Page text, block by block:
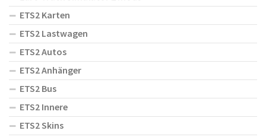
ETS2 Karten
ETS2 Lastwagen
ETS2 Autos
ETS2 Anhänger
ETS2 Bus
ETS2 Innere
ETS2 Skins